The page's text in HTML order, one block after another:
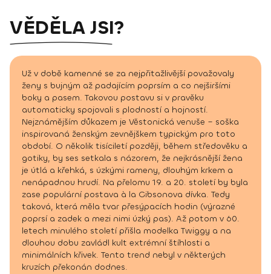
VĚDĚLA JSI?
Už v době kamenné se za nejpřitažlivější považovaly
ženy s bujným až padajícím poprsím a co nejširšími
boky a pasem. Takovou postavu si v pravěku
automaticky spojovali s plodností a hojností.
Nejznámějším důkazem je Věstonická venuše – soška
inspirovaná ženským zevnějškem typickým pro toto
období. O několik tisíciletí později, během středověku a
gotiky, by ses setkala s názorem, že nejkrásnější žena
je útlá a křehká, s úzkými rameny, dlouhým krkem a
nenápadnou hrudí. Na přelomu 19. a 20. století by byla
zase populární postava à la Gibsonova dívka. Tedy
taková, která měla tvar přesýpacích hodin (výrazné
poprsí a zadek a mezi nimi úzký pas). Až potom v 60.
letech minulého století přišla modelka Twiggy a na
dlouhou dobu zavládl kult extrémní štíhlosti a
minimálních křivek. Tento trend nebyl v některých
kruzích překonán dodnes.